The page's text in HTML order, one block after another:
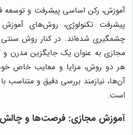
آموزش، رکن اساسی پیشرفت و توسعه
پیشرفت تکنولوژی، روش‌های
چشمگیری شده‌اند. در کنار روش
مجازی به عنوان یک جایگزین مدرن
هر دو روش، مزایا و معایب خاص خود
آن‌ها، نیازمند بررسی دقیق و متناسب
است.
آموزش مجازی: فرصت‌ها و